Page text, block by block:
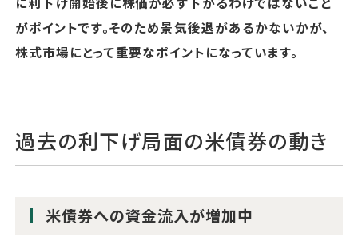
がポイントです。そのため景気後退があるかないかが、
株式市場にとって重要なポイントになっています。
過去の利下げ局面の米債券の動き
米債券への資金流入が増加中